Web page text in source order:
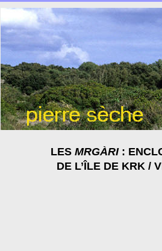
LES MRGÀRI:
DE L’ÎLE DE KRK /